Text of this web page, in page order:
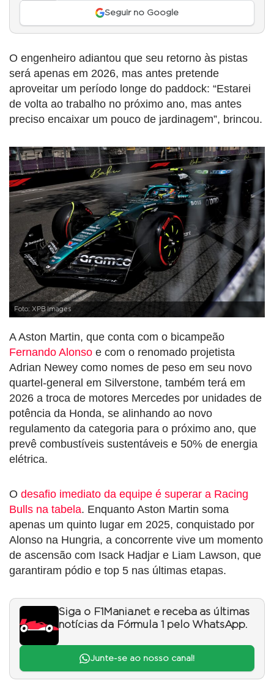
Seguir no Google
O engenheiro adiantou que seu retorno às pistas
será apenas em 2026, mas antes pretende
aproveitar um período longe do paddock: “Estarei
de volta ao trabalho no próximo ano, mas antes
preciso encaixar um pouco de jardinagem”, brincou.
Foto: XPB Images
A Aston Martin, que conta com o bicampeão
Fernando Alonso e com o renomado projetista
Adrian Newey como nomes de peso em seu novo
quartel-general em Silverstone, também terá em
2026 a troca de motores Mercedes por unidades de
potência da Honda, se alinhando ao novo
regulamento da categoria para o próximo ano, que
prevê combustíveis sustentáveis e 50% de energia
elétrica.
O desafio imediato da equipe é superar a Racing
Bulls na tabela. Enquanto Aston Martin soma
apenas um quinto lugar em 2025, conquistado por
Alonso na Hungria, a concorrente vive um momento
de ascensão com Isack Hadjar e Liam Lawson, que
garantiram pódio e top 5 nas últimas etapas.
Siga o F1Mania.net e receba as últimas
notícias da Fórmula 1 pelo WhatsApp.
Junte-se ao nosso canal!